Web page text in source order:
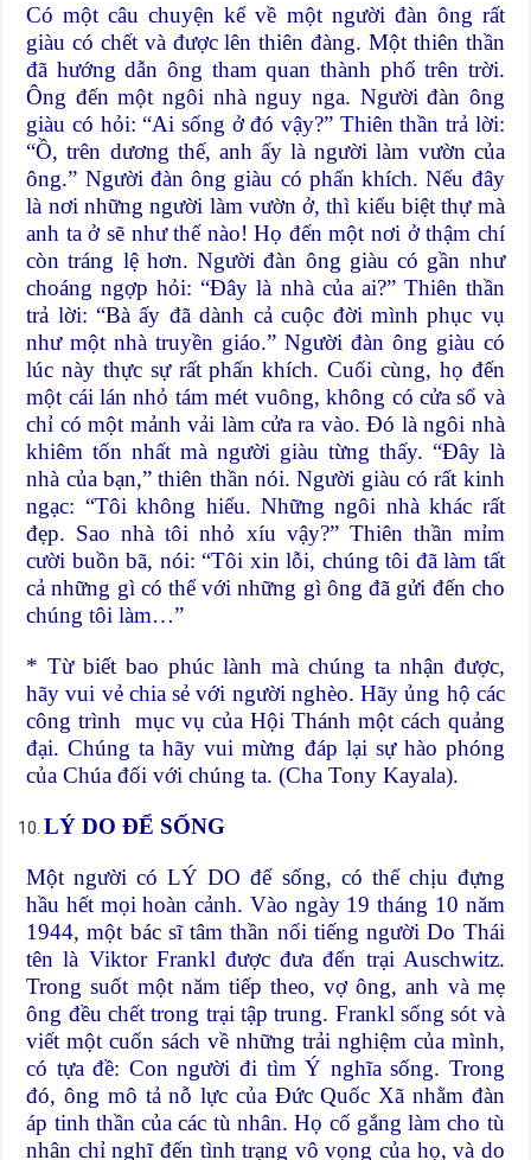
Có một câu chuyện kể về một người đàn ông rất
giàu có chết và được lên thiên đàng. Một thiên thần
đã hướng dẫn ông tham quan thành phố trên trời.
Ông đến một ngôi nhà nguy nga. Người đàn ông
giàu có hỏi: “Ai sống ở đó vậy?” Thiên thần trả lời:
“Ồ, trên dương thế, anh ấy là người làm vườn của
ông.” Người đàn ông giàu có phấn khích. Nếu đây
là nơi những người làm vườn ở, thì kiểu biệt thự mà
anh ta ở sẽ như thế nào! Họ đến một nơi ở thậm chí
còn tráng lệ hơn. Người đàn ông giàu có gần như
choáng ngợp hỏi: “Đây là nhà của ai?” Thiên thần
trả lời: “Bà ấy đã dành cả cuộc đời mình phục vụ
như một nhà truyền giáo.” Người đàn ông giàu có
lúc này thực sự rất phấn khích. Cuối cùng, họ đến
một cái lán nhỏ tám mét vuông, không có cửa sổ và
chỉ có một mảnh vải làm cửa ra vào. Đó là ngôi nhà
khiêm tốn nhất mà người giàu từng thấy. “Đây là
nhà của bạn,” thiên thần nói. Người giàu có rất kinh
ngạc: “Tôi không hiểu. Những ngôi nhà khác rất
đẹp. Sao nhà tôi nhỏ xíu vậy?” Thiên thần mỉm
cười buồn bã, nói: “Tôi xin lỗi, chúng tôi đã làm tất
cả những gì có thể với những gì ông đã gửi đến cho
chúng tôi làm…”
* Từ biết bao phúc lành mà chúng ta nhận được,
hãy vui vẻ chia sẻ với người nghèo. Hãy ủng hộ các
công trình mục vụ của Hội Thánh một cách quảng
đại. Chúng ta hãy vui mừng đáp lại sự hào phóng
của Chúa đối với chúng ta. (Cha Tony Kayala).
LÝ DO ĐỂ SỐNG
Một người có LÝ DO để sống, có thể chịu đựng
hầu hết mọi hoàn cảnh. Vào ngày 19 tháng 10 năm
1944, một bác sĩ tâm thần nổi tiếng người Do Thái
tên là Viktor Frankl được đưa đến trại Auschwitz.
Trong suốt một năm tiếp theo, vợ ông, anh và mẹ
ông đều chết trong trại tập trung. Frankl sống sót và
viết một cuốn sách về những trải nghiệm của mình,
có tựa đề: Con người đi tìm Ý nghĩa sống. Trong
đó, ông mô tả nỗ lực của Đức Quốc Xã nhằm đàn
áp tinh thần của các tù nhân. Họ cố gắng làm cho tù
nhân chỉ nghĩ đến tình trạng vô vọng của họ, và do